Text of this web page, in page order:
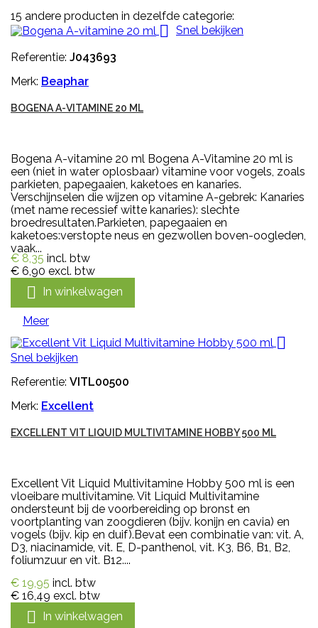
15 andere producten in dezelfde categorie:
 Snel bekijken
Referentie: J043693
Merk: Beaphar
BOGENA A-VITAMINE 20 ML
Bogena A-vitamine 20 ml Bogena A-Vitamine 20 ml is
een (niet in water oplosbaar) vitamine voor vogels, zoals
parkieten, papegaaien, kaketoes en kanaries.
Verschijnselen die wijzen op vitamine A-gebrek: Kanaries
(met name recessief witte kanaries): slechte
broedresultaten.Parkieten, papegaaien en
kaketoes:verstopte neus en gezwollen boven-oogleden,
vaak...
€ 8,35 incl. btw
€ 6,90 excl. btw
 In winkelwagen
Meer

Snel bekijken
Referentie: VITL00500
Merk: Excellent
EXCELLENT VIT LIQUID MULTIVITAMINE HOBBY 500 ML
Excellent Vit Liquid Multivitamine Hobby 500 ml is een
vloeibare multivitamine. Vit Liquid Multivitamine
ondersteunt bij de voorbereiding op bronst en
voortplanting van zoogdieren (bijv. konijn en cavia) en
vogels (bijv. kip en duif).Bevat een combinatie van: vit. A,
D3, niacinamide, vit. E, D-panthenol, vit. K3, B6, B1, B2,
foliumzuur en vit. B12....
€ 19,95 incl. btw
€ 16,49 excl. btw
 In winkelwagen